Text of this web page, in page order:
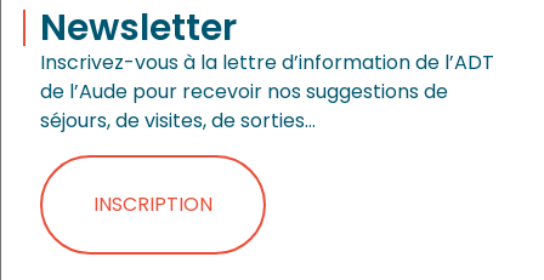
Newsletter
Inscrivez-vous à la lettre d’information de l’ADT
de l’Aude pour recevoir nos suggestions de
séjours, de visites, de sorties…
INSCRIPTION